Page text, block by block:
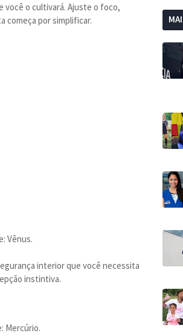
você o cultivará. Ajuste o foco,
começa por simplificar.
Vênus.
interior que você necessita
instintiva.
Mercúrio.